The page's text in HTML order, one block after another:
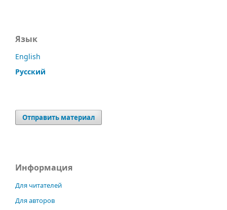
Язык
English
Русский
Отправить материал
Информация
Для читателей
Для авторов